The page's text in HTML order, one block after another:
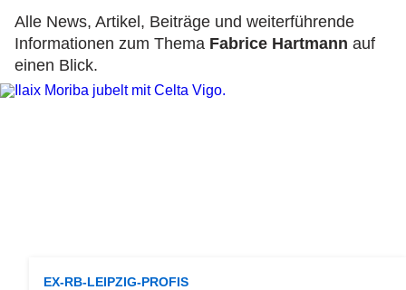
Alle News, Artikel, Beiträge und weiterführende
Informationen zum Thema Fabrice Hartmann auf
einen Blick.
EX-RB-LEIPZIG-PROFIS